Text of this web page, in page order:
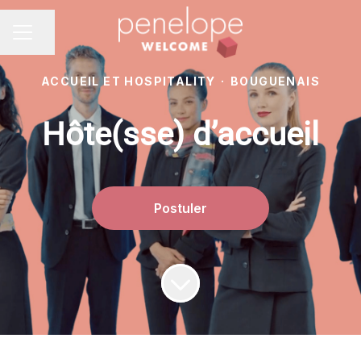
Partager la page
ACCUEIL ET HOSPITALITY · BOUGUENAIS
Hôte(sse) d’accueil
Postuler